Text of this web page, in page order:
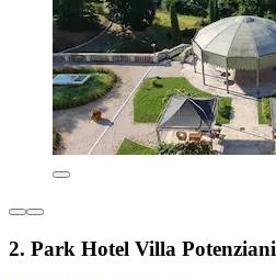
2. Park Hotel Villa Potenziani